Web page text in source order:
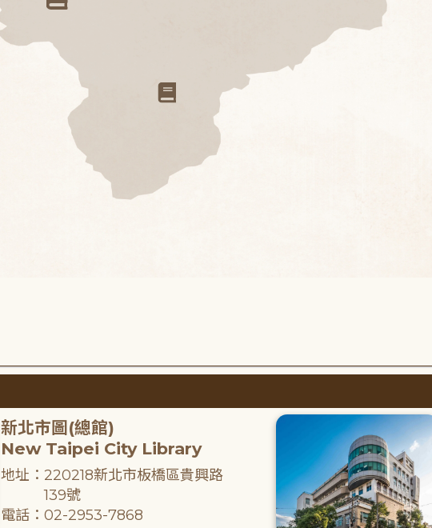
新北市圖(總館)
New Taipei City Library
地址：220218新北市板橋區貴興路
139號
電話：02-2953-7868